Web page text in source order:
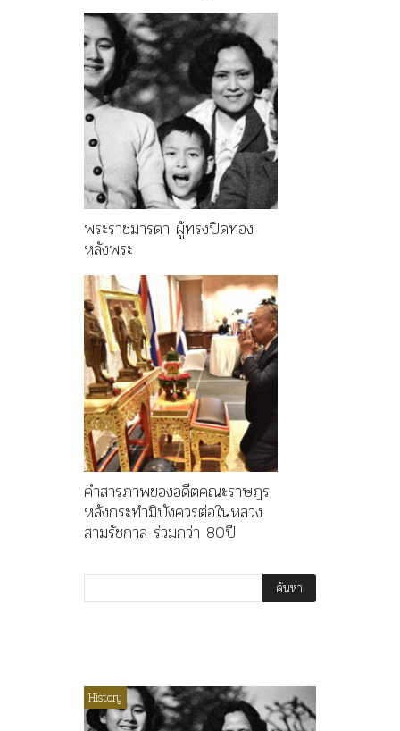
พระราชมารดา ผู้ทรงปิดทอง
หลังพระ
คำสารภาพของอดีตคณะราษฎร
หลังกระทำมิบังควรต่อในหลวง
สามรัชกาล ร่วมกว่า 80ปี
History